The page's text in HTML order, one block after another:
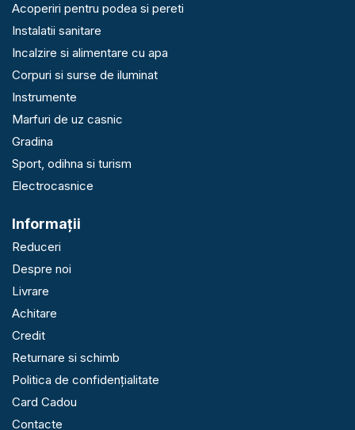
Acoperiri pentru podea si pereti
Instalatii sanitare
Incalzire si alimentare cu apa
Corpuri si surse de iluminat
Instrumente
Marfuri de uz casnic
Gradina
Sport, odihna si turism
Electrocasnice
Informaţii
Reduceri
Despre noi
Livrare
Achitare
Credit
Returnare si schimb
Politica de confidențialitate
Card Cadou
Contacte